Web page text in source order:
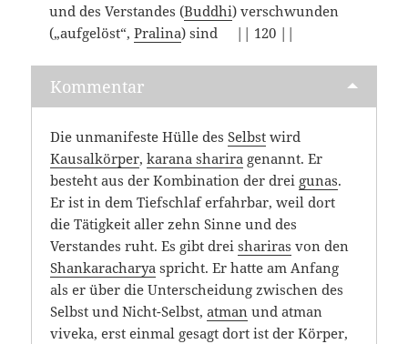
und des Verstandes (Buddhi) verschwunden
(„aufgelöst“,Pralina) sind || 120 ||
Kommentar
Die unmanifeste Hülle desSelbst wird
Kausalkörper,karana sharira genannt. Er
besteht aus der Kombination der drei gunas.
Er ist in dem Tiefschlaf erfahrbar, weil dort
die Tätigkeit aller zehn Sinne und des
Verstandes ruht. Es gibt dreishariras von den
Shankaracharya spricht. Er hatte am Anfang
als er über die Unterscheidung zwischen des
Selbst und Nicht-Selbst,atman und atman
viveka, erst einmal gesagt dort ist der Körper,